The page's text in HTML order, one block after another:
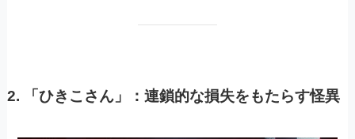
2. 「ひきこさん」：連鎖的な損失をもたらす怪異